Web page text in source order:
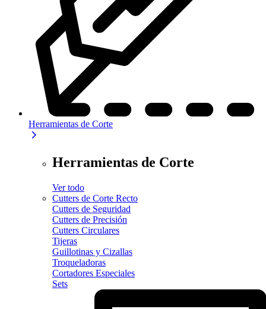
Herramientas de Corte
Herramientas de Corte
Ver todo
Cutters de Corte Recto
Cutters de Seguridad
Cutters de Precisión
Cutters Circulares
Tijeras
Guillotinas y Cizallas
Troqueladoras
Cortadores Especiales
Sets